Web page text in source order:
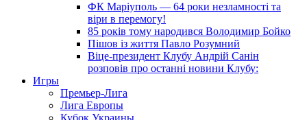
ФК Маріуполь — 64 роки незламності та
віри в перемогу!
85 років тому народився Володимир Бойко
Пішов із життя Павло Розумний
Віце-президент Клубу Андрій Санін
розповів про останні новини Клубу:
Игры
Премьер-Лига
Лига Европы